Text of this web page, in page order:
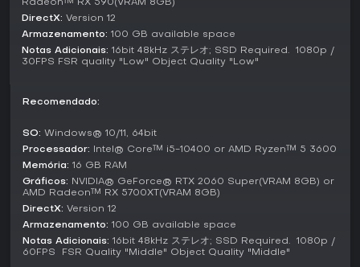
Para fãs de hack and slash exigentes com mecânicas
precisas, Ninja Gaiden 4 oferece ótimo custo-benefício
graças ao seu sistema de combate, elogiado nas resenhas
melhor da série pelas lutas evoluídas, apesar de críticas à
outubro de 2025, o jogo não tem atualizações ou
temporadas confirmadas até o início de 2026, mas sua
essência agrada fãs de títulos como Devil May Cry. Se ação
intensa e baseada em habilidade atrai, é uma escolha
firme; do contrário, as falhas narrativas podem afastar
jogadores casuais.
Radeon™ RX 590(VRAM 8GB)
DirectX: Version 12
Armazenamento: 100 GB available space
Notas Adicionais: 16bit 48kHz ステレオ; SSD Required. ​ 1080p /
30FPS​ FSR quality "Low"​ Object Quality "Low"
Recomendado:
SO: Windows® 10/11, 64bit
Processador: Intel® Core™ i5-10400 or AMD Ryzen™ 5 3600
Memória: 16 GB RAM
Gráficos: NVIDIA® GeForce® RTX 2060 Super(VRAM 8GB) or
AMD Radeon™ RX 5700XT(VRAM 8GB)
DirectX: Version 12
Armazenamento: 100 GB available space
Notas Adicionais: 16bit 48kHz ステレオ; SSD Required. ​ 1080p /
60FPS ​ FSR Quality "Middle"​ Object Quality "Middle"